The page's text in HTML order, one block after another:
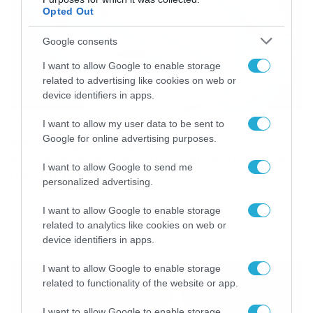
Opted Out
Google consents
I want to allow Google to enable storage
related to advertising like cookies on web or
device identifiers in apps.
I want to allow my user data to be sent to
Google for online advertising purposes.
I want to allow Google to send me
personalized advertising.
I want to allow Google to enable storage
related to analytics like cookies on web or
device identifiers in apps.
I want to allow Google to enable storage
related to functionality of the website or app.
08/04/2020 08:09
Έτσι θα φτιάξουμε μάσκα σε 45
δευτερόλεπτα με υλικά που έχουμε σπίτι
μας (video)
να δημιουργήσουμε τη δική μας μάσκα με υλικά που
έχουμε στο σπίτι μας, μας παρουσιάζει το συγκεκριμένο
βίντεο. Ένα παλιό κασκόλ ή μία παλιά μπλούζα και
υλικό και με δύο λαστιχάκια έχουμε ότι χρειαζόμαστε
για την μάσκα. Η παρουσίαση γίνεται […]